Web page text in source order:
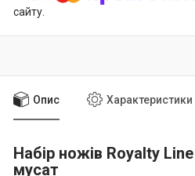
сайту.
Опис Характеристики
Набір ножів Royalty
мусат